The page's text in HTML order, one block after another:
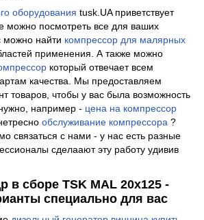
оборудования tusk.UA приветствует
можно посмотреть все для ваших
можно найти компрессор для малярных
применения. А также можно
который отвечает всем
качества. Мы предоставляем
товаров, чтобы у вас была возможность
например - цена на компрессор
обслуживание компрессора ?
связаться с нами - у нас есть разные
сделаают эту работу удивив
в сборе TSK MAL 20x125 -
специально для вас